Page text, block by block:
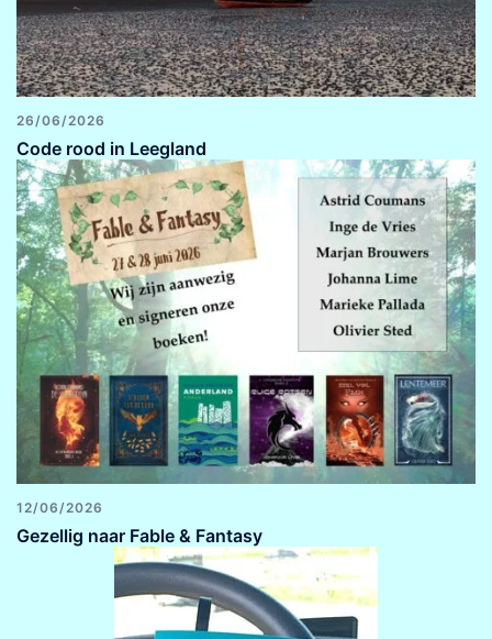
26/06/2026
Code rood in Leegland
12/06/2026
Gezellig naar Fable & Fantasy